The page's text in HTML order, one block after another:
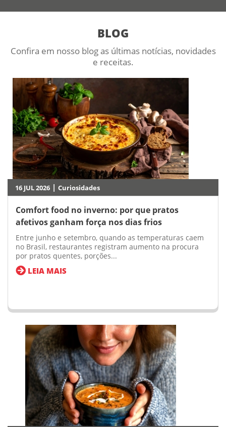
BLOG
Confira em nosso blog as últimas notícias, novidades
e receitas.
16 JUL 2026 | Curiosidades
Comfort food no inverno: por que pratos
afetivos ganham força nos dias frios
Entre junho e setembro, quando as temperaturas caem
no Brasil, restaurantes registram aumento na procura
por pratos quentes, porções...
LEIA MAIS